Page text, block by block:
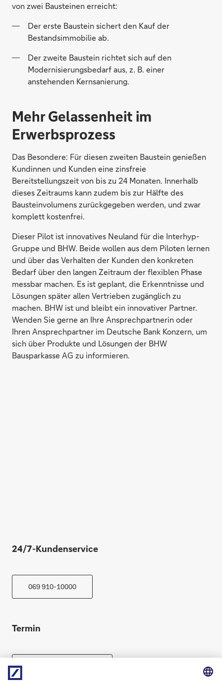
von zwei Bausteinen erreicht:
Der erste Baustein sichert den Kauf der
Bestandsimmobilie ab.
Der zweite Baustein richtet sich auf den
Modernisierungsbedarf aus, z. B. einer
anstehenden Kernsanierung.
Mehr Gelassenheit im
Erwerbsprozess
Das Besondere: Für diesen zweiten Baustein genießen
Kundinnen und Kunden eine zinsfreie
Bereitstellungszeit von bis zu 24 Monaten. Innerhalb
dieses Zeitraums kann zudem bis zur Hälfte des
Bausteinvolumens zurückgegeben werden, und zwar
komplett kostenfrei.
Dieser Pilot ist innovatives Neuland für die Interhyp-
Gruppe und BHW. Beide wollen aus dem Piloten lernen
und über das Verhalten der Kunden den konkreten
Bedarf über den langen Zeitraum der flexiblen Phase
messbar machen. Es ist geplant, die Erkenntnisse und
Lösungen später allen Vertrieben zugänglich zu
machen. BHW ist und bleibt ein innovativer Partner.
Wenden Sie gerne an Ihre Ansprechpartnerin oder
Ihren Ansprechpartner im Deutsche Bank Konzern, um
sich über Produkte und Lösungen der BHW
Bausparkasse AG zu informieren.
24/7-Kundenservice
069 910-10000
Termin